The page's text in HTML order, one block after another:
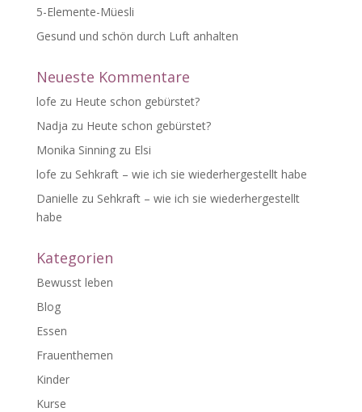
5-Elemente-Müesli
Gesund und schön durch Luft anhalten
Neueste Kommentare
lofe zu Heute schon gebürstet?
Nadja zu Heute schon gebürstet?
Monika Sinningzu Elsi
lofe zu Sehkraft – wie ich sie wiederhergestellt habe
Danielle zu Sehkraft – wie ich sie wiederhergestellt
habe
Kategorien
Bewusst leben
Blog
Essen
Frauenthemen
Kinder
Kurse